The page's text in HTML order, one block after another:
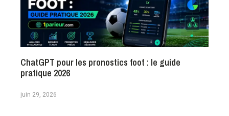
ChatGPT pour les pronostics foot : le guide
pratique 2026
juin 29, 2026